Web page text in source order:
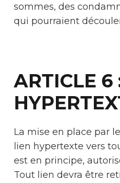
sommes, des
qui pourraient
ARTICLE 6
La mise en place par
lien hypertexte vers
est en principe,
Tout lien devra être